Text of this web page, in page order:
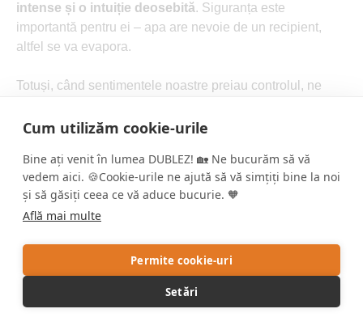
Cum utilizăm cookie-urile
Bine ați venit în lumea DUBLEZ! 🏡 Ne bucurăm să vă
vedem aici. 🍪Cookie-urile ne ajută să vă simțiți bine la noi
și să găsiți ceea ce vă aduce bucurie. 🧡
Află mai multe
Permite cookie-uri
Setări
intense și o intuiție deosebită. Siguranța este
importantă pentru ei – apa are nevoie de un recipient,
altfel se va evapora.
Totuși, când sentimentele noastre preiau controlul, ne
interioară și cea exterioară.